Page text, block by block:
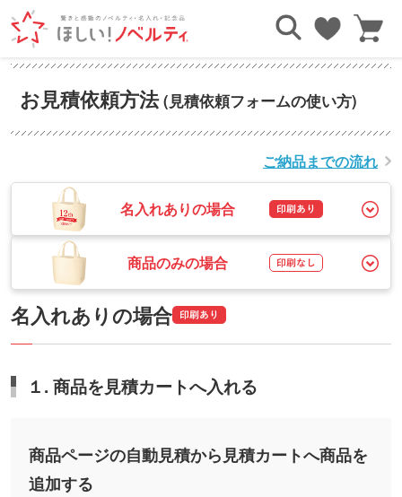
お見積依頼方法(見積依頼フォームの使い方)
ご納品までの流れ
名入れありの場合
商品のみの場合
名入れありの場合
１. 商品を見積カートへ入れる
商品ページの自動見積から見積カートへ商品を
追加する